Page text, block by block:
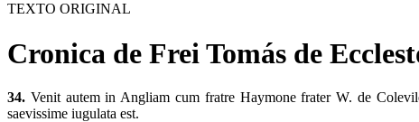
TEXTO ORIGINAL
Cronica de Frei Tomás de
34. Venit autem in Angliam cum fratre Haymone frater W. de
saevissime iugulata est.